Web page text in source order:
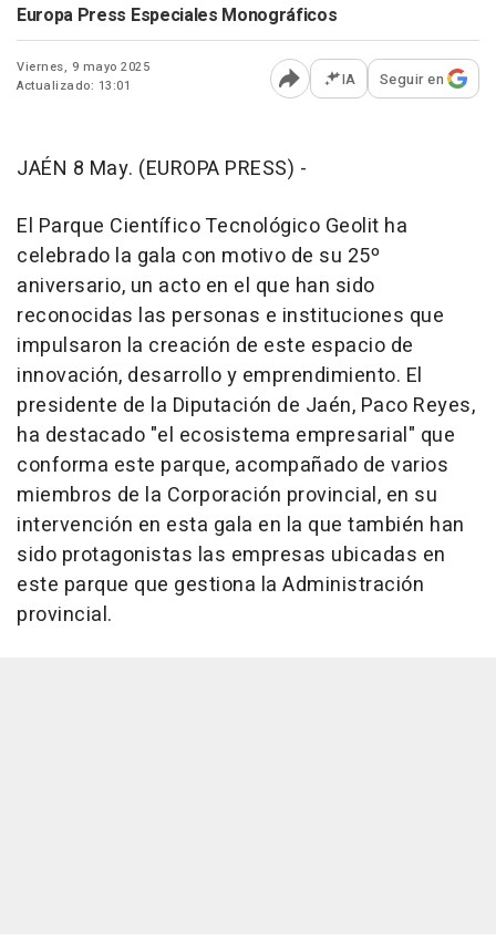
Europa Press Especiales Monográficos
Viernes, 9 mayo 2025
Actualizado: 13:01
Abrir opciones para
IA Seguir en
JAÉN 8 May. (EUROPA PRESS) -
El Parque Científico Tecnológico Geolit ha
celebrado la gala con motivo de su 25º
aniversario, un acto en el que han sido
reconocidas las personas e instituciones que
impulsaron la creación de este espacio de
innovación, desarrollo y emprendimiento. El
presidente de la Diputación de Jaén, Paco Reyes,
ha destacado "el ecosistema empresarial" que
conforma este parque, acompañado de varios
miembros de la Corporación provincial, en su
intervención en esta gala en la que también han
sido protagonistas las empresas ubicadas en
este parque que gestiona la Administración
provincial.